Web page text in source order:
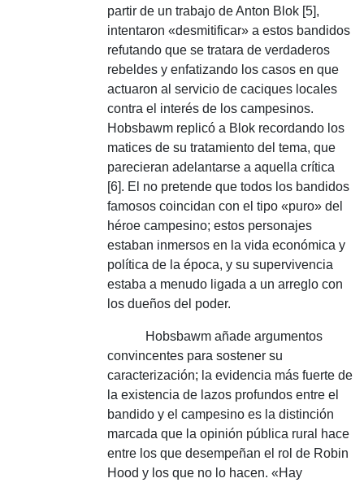
partir de un trabajo de Anton Blok [5],
intentaron «desmitificar» a estos bandidos
refutando que se tratara de verdaderos
rebeldes y enfatizando los casos en que
actuaron al servicio de caciques locales
contra el interés de los campesinos.
Hobsbawm replicó a Blok recordando los
matices de su tratamiento del tema, que
parecieran adelantarse a aquella crítica
[6]. El no pretende que todos los bandidos
famosos coincidan con el tipo «puro» del
héroe campesino; estos personajes
estaban inmersos en la vida económica y
política de la época, y su supervivencia
estaba a menudo ligada a un arreglo con
los dueños del poder.
Hobsbawm añade argumentos
convincentes para sostener su
caracterización; la evidencia más fuerte de
la existencia de lazos profundos entre el
bandido y el campesino es la distinción
marcada que la opinión pública rural hace
entre los que desempeñan el rol de Robin
Hood y los que no lo hacen. «Hay